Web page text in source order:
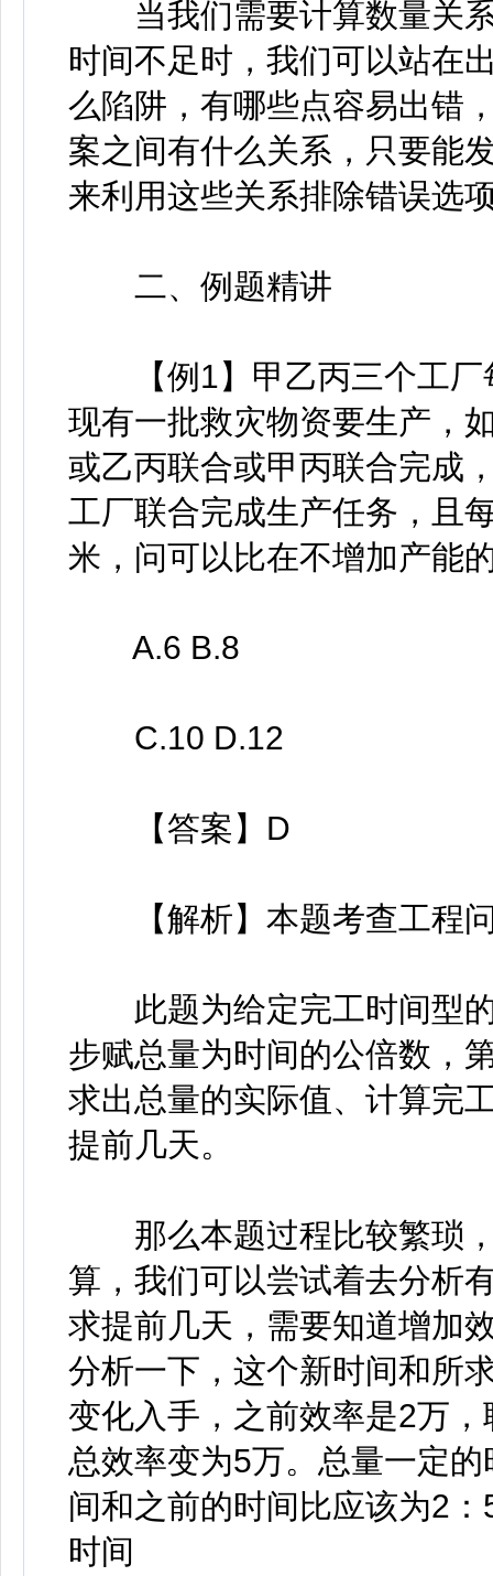
当我们需要计算数量关系
时间不足时，我们可以站在
么陷阱，有哪些点容易出错
案之间有什么关系，只要能
来利用这些关系排除错误选
二、例题精讲
【例1】甲乙丙三个工厂
现有一批救灾物资要生产，
或乙丙联合或甲丙联合完成
工厂联合完成生产任务，且
米，问可以比在不增加产能
A.6 B.8
C.10 D.12
【答案】D
【解析】本题考查工程
此题为给定完工时间型的
步赋总量为时间的公倍数，
求出总量的实际值、计算完
提前几天。
那么本题过程比较繁琐，
算，我们可以尝试着去分析
求提前几天，需要知道增加
分析一下，这个新时间和所
变化入手，之前效率是2万
总效率变为5万。总量一定
间和之前的时间比应该为2
时间